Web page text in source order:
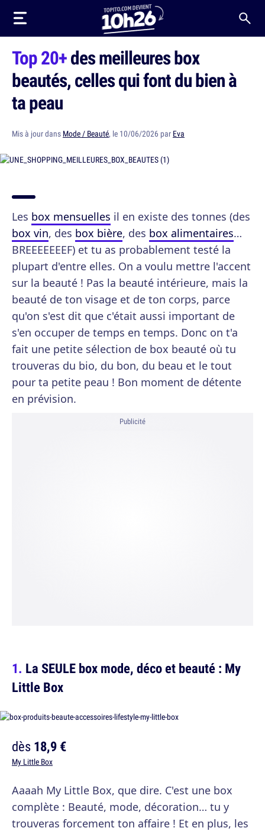
Top 20+des meilleures box
beautés, celles qui font du bien à
ta peau
Mis à jour dans Mode / Beauté, le 10/06/2026 par Eva
Les box mensuelles il en existe des tonnes (des
box vin, des box bière, des box alimentaires…
BREEEEEEEF) et tu as probablement testé la
plupart d'entre elles. On a voulu mettre l'accent
sur la beauté ! Pas la beauté intérieure, mais la
beauté de ton visage et de ton corps, parce
qu'on s'est dit que c'était aussi important de
s'en occuper de temps en temps. Donc on t'a
fait une petite sélection de box beauté où tu
trouveras du bio, du bon, du beau et le tout
pour ta petite peau ! Bon moment de détente
en prévision.
Publicité
La SEULE box mode, déco et beauté : My
Little Box
dès18,9 €
My Little Box
Aaaah My Little Box, que dire. C'est une box
complète : Beauté, mode, décoration… tu y
trouveras forcement ton affaire ! Et en plus, les